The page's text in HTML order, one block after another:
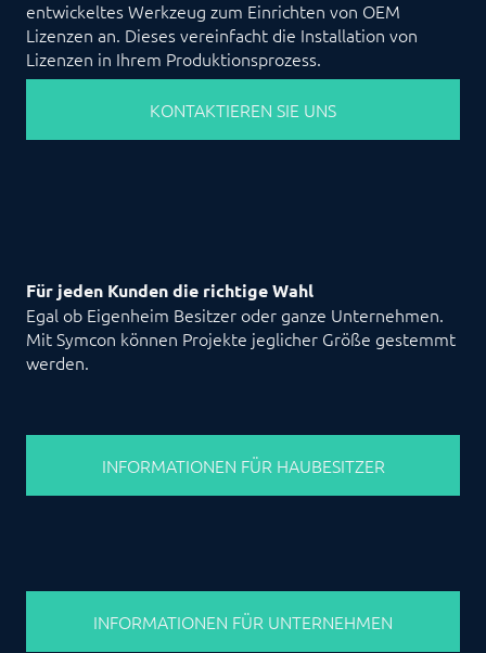
entwickeltes Werkzeug zum Einrichten von OEM
Lizenzen an. Dieses vereinfacht die Installation von
Lizenzen in Ihrem Produktionsprozess.
KONTAKTIEREN SIE UNS
Für jeden Kunden die richtige Wahl
Egal ob Eigenheim Besitzer oder ganze Unternehmen.
Mit Symcon können Projekte jeglicher Größe gestemmt
werden.
INFORMATIONEN FÜR HAUBESITZER
INFORMATIONEN FÜR UNTERNEHMEN